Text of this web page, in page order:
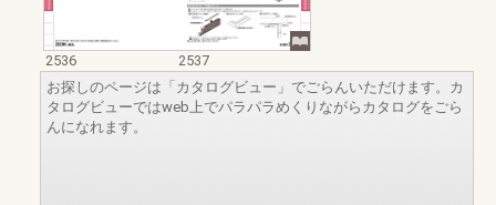
2536
2537
お探しのページは「カタログビュー」でごらんいただけます。カ
タログビューではweb上でパラパラめくりながらカタログをごら
んになれます。